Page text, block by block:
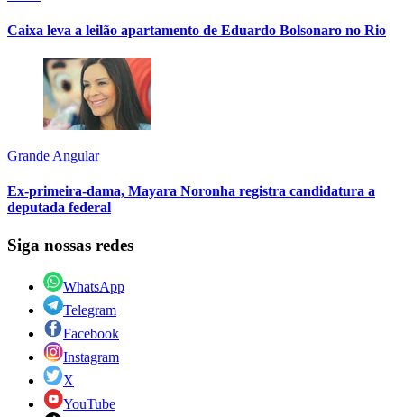
Caixa leva a leilão apartamento de Eduardo Bolsonaro no Rio
Grande Angular
Ex-primeira-dama, Mayara Noronha registra candidatura a
deputada federal
Siga nossas redes
WhatsApp
Telegram
Facebook
Instagram
X
YouTube